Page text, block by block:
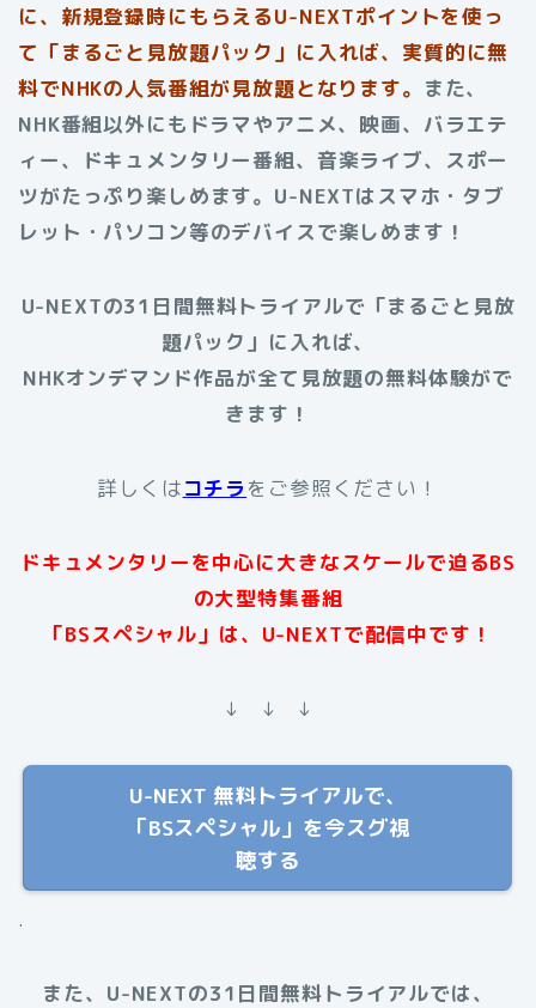
に、新規登録時にもらえるU-NEXTポイントを使っ
て「まるごと見放題パック」に入れば、実質的に無
料でNHKの人気番組が見放題となります。 また、
NHK番組以外にもドラマやアニメ、映画、バラエテ
ィー、ドキュメンタリー番組、音楽ライブ、スポー
ツがたっぷり楽しめます。U-NEXTはスマホ・タブ
レット・パソコン等のデバイスで楽しめます！
U-NEXTの31日間無料トライアルで「まるごと見放
題パック」に入れば、
NHKオンデマンド作品が全て見放題の無料体験がで
きます！
詳しくはコチラをご参照ください！
ドキュメンタリーを中心に大きなスケールで迫るBS
の大型特集番組
「BSスペシャル」は、U-NEXTで配信中です ！
↓ ↓ ↓
U-NEXT 無料トライアルで、
「BSスペシャル」を今スグ視
聴する
.
また、U-NEXTの31日間無料トライアルでは、